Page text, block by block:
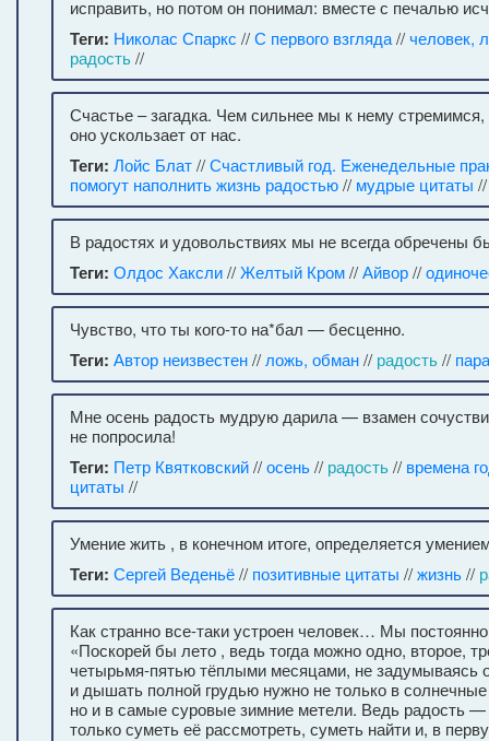
исправить, но потом он понимал: вместе с печалью
Теги: Николас Спаркс //С первого взгляда//человек,
радость//
Счастье – загадка. Чем сильнее мы к нему стремимся,
оно ускользает от нас.
Теги: Лойс Блат//Счастливый год. Еженедельные
помогут наполнить жизнь радостью// мудрые цитаты
В радостях и удовольствиях мы не всегда обречены
Теги: Олдос Хаксли//Желтый Кром//Айвор//
Чувство, что ты кого-то на*бал — бесценно.
Теги: Автор неизвестен// ложь, обман// радость//
Мне осень радость мудрую дарила — взамен
не попросила!
Теги: Петр Квятковский//осень// радость// времена
цитаты //
Умение жить , в конечном итоге, определяется
Теги: Сергей Веденьё// позитивные цитаты //жизнь//
Как странно все-таки устроен человек… Мы
«Поскорей бы лето , ведь тогда можно одно, второе,
четырьмя-пятью тёплыми месяцами, не задумываясь
и дышать полной грудью нужно не только в
но и в самые суровые зимние метели. Ведь радость
только суметь её рассмотреть, суметь найти и, в